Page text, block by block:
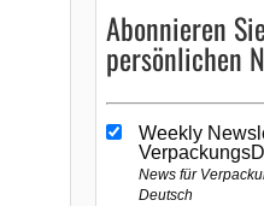
Abonnieren
persönlichen
Weekly
News für
Deutsch